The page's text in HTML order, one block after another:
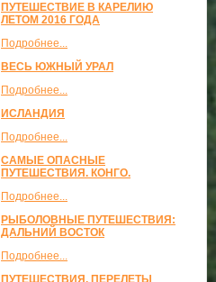
ПУТЕШЕСТВИЕ В КАРЕЛИЮ
ЛЕТОМ 2016 ГОДА
Подробнее...
ВЕСЬ ЮЖНЫЙ УРАЛ
Подробнее...
ИСЛАНДИЯ
Подробнее...
САМЫЕ ОПАСНЫЕ
ПУТЕШЕСТВИЯ. КОНГО.
Подробнее...
РЫБОЛОВНЫЕ ПУТЕШЕСТВИЯ:
ДАЛЬНИЙ ВОСТОК
Подробнее...
ПУТЕШЕСТВИЯ, ПЕРЕЛЕТЫ